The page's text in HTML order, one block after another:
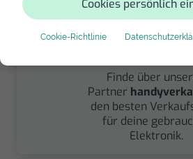
Cookies persönlich
Cookie-Richtlinie
Finde über
Partner
den besten
für deine
Elektronik.